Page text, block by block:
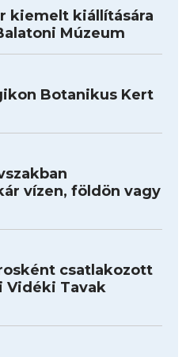
kiemelt kiállítására
Múzeum
Botanikus Kert
vízen, földön vagy
csatlakozott
Vidéki Tavak